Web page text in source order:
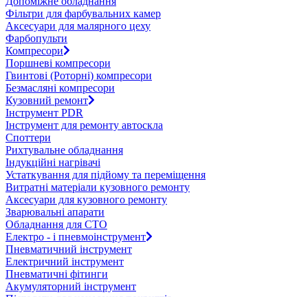
Фільтри для фарбувальних камер
Аксесуари для малярного цеху
Фарбопульти
Компресори
Поршневі компресори
Гвинтові (Роторні) компресори
Безмасляні компресори
Кузовний ремонт
Інструмент PDR
Інструмент для ремонту автоскла
Споттери
Рихтувальне обладнання
Індукційні нагрівачі
Устаткування для підйому та переміщення
Витратні матеріали кузовного ремонту
Аксесуари для кузовного ремонту
Зварювальні апарати
Обладнання для СТО
Електро - і пневмоінструмент
Пневматичний інструмент
Електричний інструмент
Пневматичні фітинги
Акумуляторний інструмент